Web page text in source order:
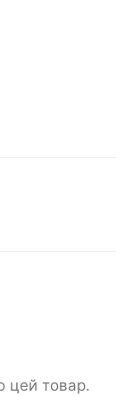
цей товар.